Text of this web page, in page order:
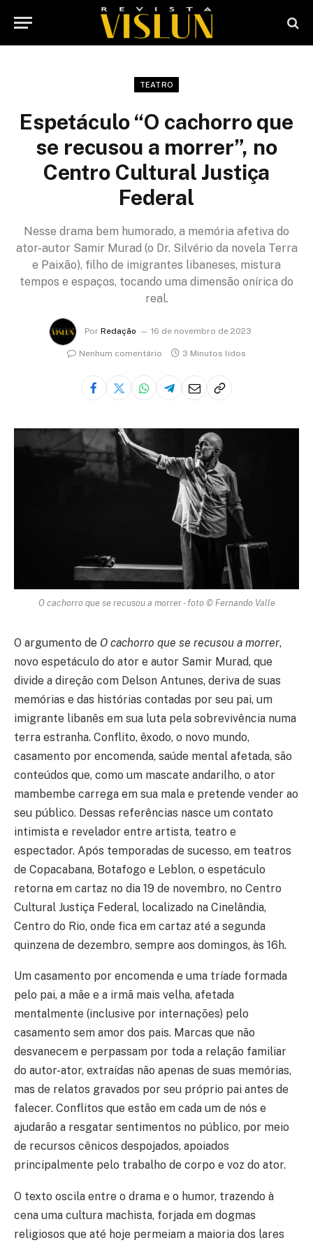
TEATRO
Espetáculo “O cachorro que
se recusou a morrer”, no
Centro Cultural Justiça
Federal
Nesse drama bem humorado, a memória afetiva do
ator-autor Samir Murad (o Dr. Silvério da novela Terra
e Paixão), filho de imigrantes libaneses, mistura
tempos e espaços, tocando uma dimensão onírica do
real.
Por Redação 16 de novembro de 2023
Nenhum comentário 3 Minutos lidos
O cachorro que se recusou a morrer - foto © Fernando Valle
O argumento de O cachorro que se recusou a morrer,
novo espetáculo do ator e autor Samir Murad, que
divide a direção com Delson Antunes, deriva de suas
memórias e das histórias contadas por seu pai, um
imigrante libanês em sua luta pela sobrevivência numa
terra estranha. Conflito, êxodo, o novo mundo,
casamento por encomenda, saúde mental afetada, são
conteúdos que, como um mascate andarilho, o ator
mambembe carrega em sua mala e pretende vender ao
seu público. Dessas referências nasce um contato
intimista e revelador entre artista, teatro e
espectador. Após temporadas de sucesso, em teatros
de Copacabana, Botafogo e Leblon, o espetáculo
retorna em cartaz no dia 19 de novembro, no Centro
Cultural Justiça Federal, localizado na Cinelândia,
Centro do Rio, onde fica em cartaz até a segunda
quinzena de dezembro, sempre aos domingos, às 16h.
Um casamento por encomenda e uma tríade formada
pelo pai, a mãe e a irmã mais velha, afetada
mentalmente (inclusive por internações) pelo
casamento sem amor dos pais. Marcas que não
desvanecem e perpassam por toda a relação familiar
do autor-ator, extraídas não apenas de suas memórias,
mas de relatos gravados por seu próprio pai antes de
falecer. Conflitos que estão em cada um de nós e
ajudarão a resgatar sentimentos no público, por meio
de recursos cênicos despojados, apoiados
principalmente pelo trabalho de corpo e voz do ator.
O texto oscila entre o drama e o humor, trazendo à
cena uma cultura machista, forjada em dogmas
religiosos que até hoje permeiam a maioria dos lares